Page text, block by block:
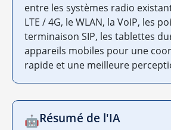
entre les systèmes radio
LTE / 4G, le WLAN, la VoIP, les
terminaison SIP, les tablettes
appareils mobiles pour une
rapide et une meilleure
🤖Résumé de l'IA